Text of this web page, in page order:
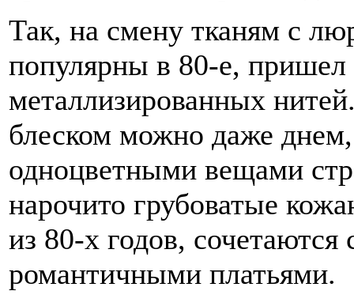
Так, на смену тканям с
популярны в 80-е,
металлизированных
блеском можно даже
одноцветными вещами
нарочито грубоватые
из 80-х годов,
романтичными платьями.